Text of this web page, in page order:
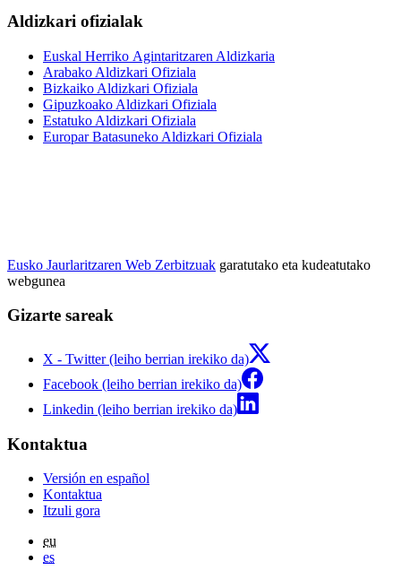
Aldizkari ofizialak
Euskal Herriko Agintaritzaren Aldizkaria
Arabako Aldizkari Ofiziala
Bizkaiko Aldizkari Ofiziala
Gipuzkoako Aldizkari Ofiziala
Estatuko Aldizkari Ofiziala
Europar Batasuneko Aldizkari Ofiziala
Eusko Jaurlaritzaren Web Zerbitzuak garatutako eta kudeatutako
webgunea
Gizarte sareak
X - Twitter (leiho berrian irekiko da)
Facebook (leiho berrian irekiko da)
Linkedin (leiho berrian irekiko da)
Kontaktua
Versión en español
Kontaktua
Itzuli gora
eu
es